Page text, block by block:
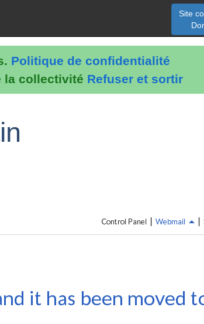
Politique de confidentialité
la collectivité Refuser et sortir
Site